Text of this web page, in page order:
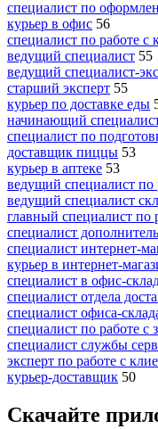
специалист по
курьер в офис 56
специалист по работе с
ведущий специалист 55
ведущий специалист-
старший эксперт 55
курьер по доставке еды
начинающий
специалист по
доставщик пиццы 53
курьер в аптеке 53
ведущий специалист по
ведущий специалист
главный специалист по
специалист
специалист интернет-
курьер в интернет-
специалист в офис-
специалист отдела
специалист офиса-
специалист по работе с
специалист службы
эксперт по работе с
курьер-доставщик 50
Скачайте